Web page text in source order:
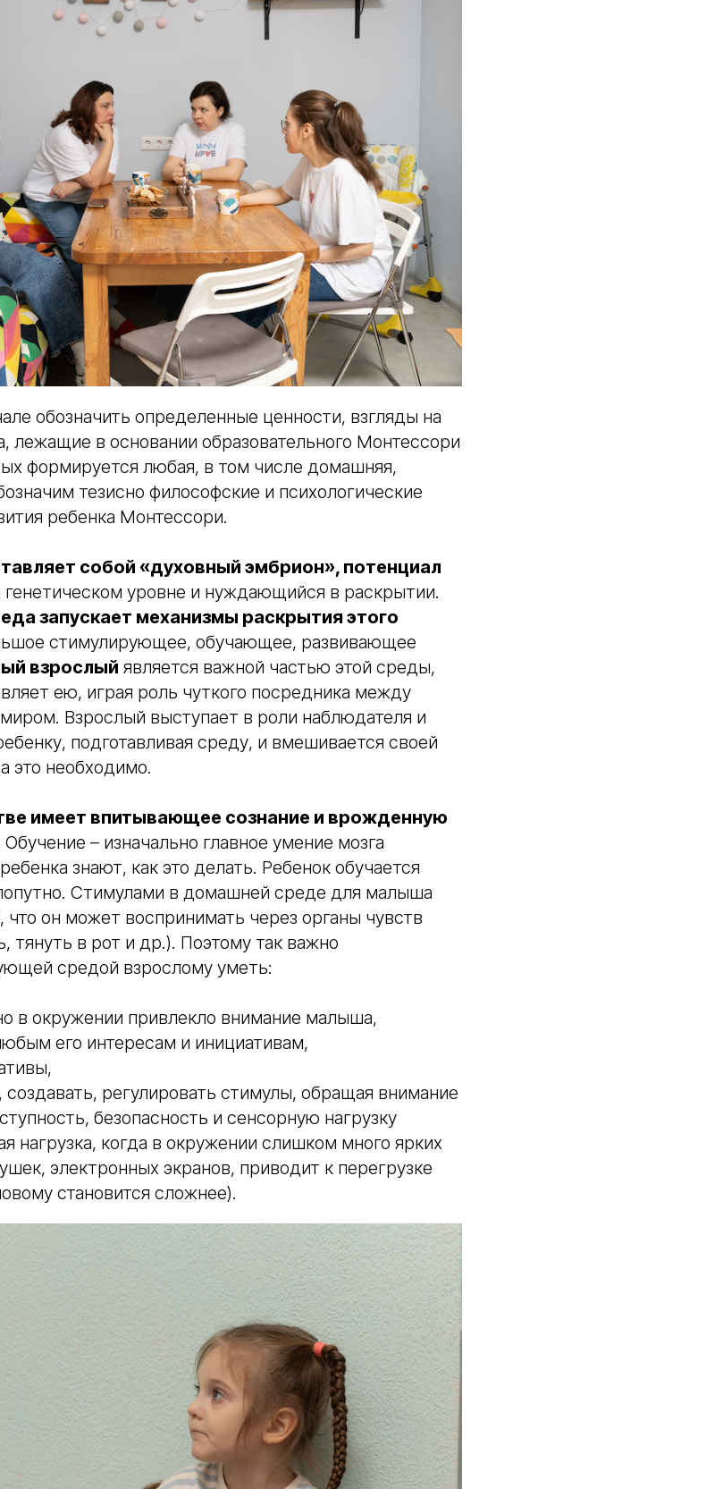
обозначить определенные ценности, взгляды на
лежащие в основании образовательного Монтессори
формируется любая, в том числе домашняя,
тезисно философские и психологические
ребенка Монтессори.
собой «духовный эмбрион», потенциал
генетическом уровне и нуждающийся в раскрытии.
запускает механизмы раскрытия этого
стимулирующее, обучающее, развивающее
взрослый является важной частью этой среды,
ею, играя роль чуткого посредника между
Взрослый выступает в роли наблюдателя и
подготавливая среду, и вмешивается своей
это необходимо.
имеет впитывающее сознание и врожденную
Обучение – изначально главное умение мозга
знают, как это делать. Ребенок обучается
Стимулами в домашней среде для малыша
что он может воспринимать через органы чувств
тянуть в рот и др.). Поэтому так важно
средой взрослому уметь:
в окружении привлекло внимание малыша,
его интересам и инициативам,
создавать, регулировать стимулы, обращая внимание
безопасность и сенсорную нагрузку
нагрузка, когда в окружении слишком много ярких
электронных экранов, приводит к перегрузке
становится сложнее).